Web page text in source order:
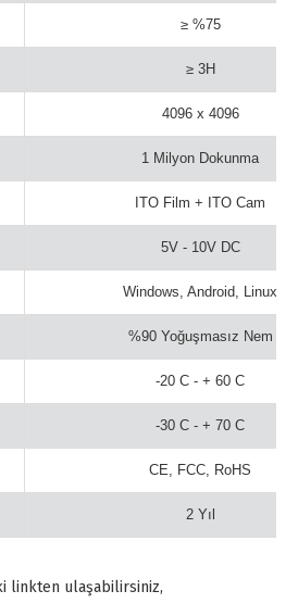
≥ %75
≥ 3H
4096 x 4096
1 Milyon Dokunma
ITO Film + ITO Cam
5V - 10V DC
Windows, Android, Linux
%90 Yoğuşmasız Nem
-20 C - + 60 C
-30 C - + 70 C
CE, FCC, RoHS
2 Yıl
linkten ulaşabilirsiniz,